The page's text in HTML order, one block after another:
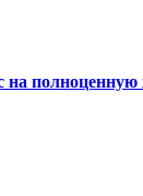
полноценную